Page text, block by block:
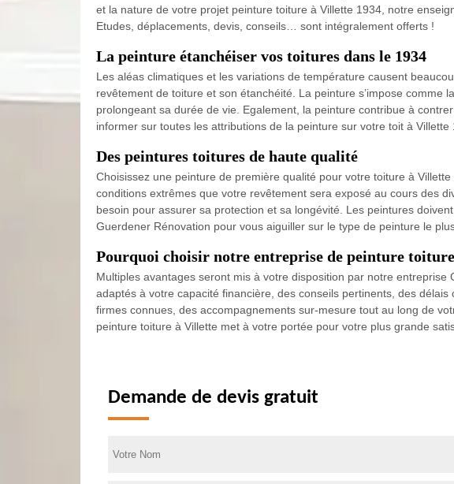
et la nature de votre projet peinture toiture à Villette 1934, notre
Etudes, déplacements, devis, conseils… sont intégralement offerts !
La peinture étanchéiser vos toitures dans le 1934
Les aléas climatiques et les variations de température causent
revêtement de toiture et son étanchéité. La peinture s’impose
prolongeant sa durée de vie. Egalement, la peinture contribue à
informer sur toutes les attributions de la peinture sur votre toit à Villette
Des peintures toitures de haute qualité
Choisissez une peinture de première qualité pour votre toiture à
conditions extrêmes que votre revêtement sera exposé au cours des
besoin pour assurer sa protection et sa longévité. Les peintures
Guerdener Rénovation pour vous aiguiller sur le type de peinture le
Pourquoi choisir notre entreprise de peinture
Multiples avantages seront mis à votre disposition par notre
adaptés à votre capacité financière, des conseils pertinents, des
firmes connues, des accompagnements sur-mesure tout au long de
peinture toiture à Villette met à votre portée pour votre plus grande
Demande de devis gratuit